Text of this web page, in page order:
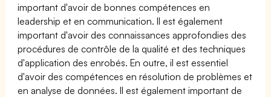
important d'avoir de bonnes compétences en
leadership et en communication. Il est également
important d'avoir des connaissances approfondies des
procédures de contrôle de la qualité et des techniques
d'application des enrobés. En outre, il est essentiel
d'avoir des compétences en résolution de problèmes et
en analyse de données. Il est également important de